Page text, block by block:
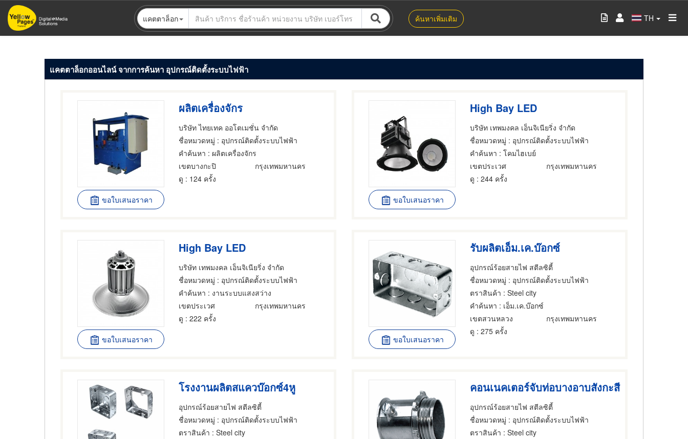
ข้าม
ไป
แคตตาล็อก ค้นหาเพิ่มเติม TH
แคตตาล็อกออนไลน์ จากการค้นหา อุปกรณ์ติดตั้งระบบไฟฟ้า
ขอใบเสนอราคา
ผลิตเครื่องจักร
บริษัท ไทยเทค ออโตเมชั่น จำกัด
ชื่อหมวดหมู่ : อุปกรณ์ติดตั้งระบบไฟฟ้า
คำค้นหา : ผลิตเครื่องจักร
เขตบางกะปิ
กรุงเทพมหานคร
ดู : 124 ครั้ง
ขอใบเสนอราคา
High Bay LED
บริษัท เทพมงคล เอ็นจิเนียริ่ง จำกัด
ชื่อหมวดหมู่ : อุปกรณ์ติดตั้งระบบไฟฟ้า
คำค้นหา : โคมไฮเบย์
เขตประเวศ
กรุงเทพมหานคร
ดู : 244 ครั้ง
ขอใบเสนอราคา
High Bay LED
บริษัท เทพมงคล เอ็นจิเนียริ่ง จำกัด
ชื่อหมวดหมู่ : อุปกรณ์ติดตั้งระบบไฟฟ้า
คำค้นหา : งานระบบแสงสว่าง
เขตประเวศ
กรุงเทพมหานคร
ดู : 222 ครั้ง
ขอใบเสนอราคา
รับผลิตเอ็ม.เค.บ๊อกซ์
อุปกรณ์ร้อยสายไฟ สตีลซิตี้
ชื่อหมวดหมู่ : อุปกรณ์ติดตั้งระบบไฟฟ้า
ตราสินค้า : Steel city
คำค้นหา : เอ็ม.เค.บ๊อกซ์
เขตสวนหลวง
กรุงเทพมหานคร
ดู : 275 ครั้ง
โรงงานผลิตสแควบ๊อกซ์4หู
อุปกรณ์ร้อยสายไฟ สตีลซิตี้
ชื่อหมวดหมู่ : อุปกรณ์ติดตั้งระบบไฟฟ้า
ตราสินค้า : Steel city
คอนเนคเตอร์จับท่อบางอาบสังกะสี
อุปกรณ์ร้อยสายไฟ สตีลซิตี้
ชื่อหมวดหมู่ : อุปกรณ์ติดตั้งระบบไฟฟ้า
ตราสินค้า : Steel city